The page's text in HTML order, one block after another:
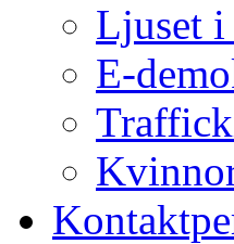
Ljuset i
E-